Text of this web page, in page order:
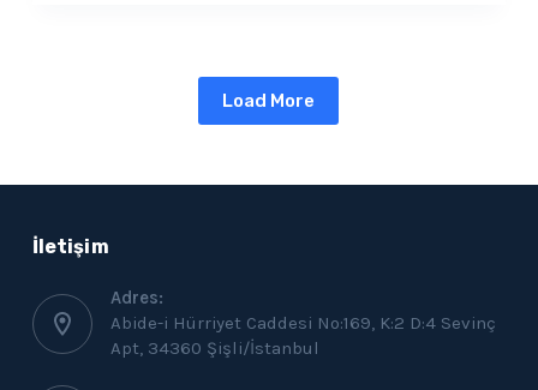
Load More
İletişim
Adres:
Abide-i Hürriyet Caddesi No:169, K:2 D:4 Sevinç
Apt, 34360 Şişli/İstanbul